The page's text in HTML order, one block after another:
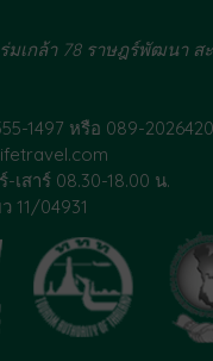
มเกล้า 78 ราษฎร์พัฒนา ส
1497 หรือ 089-2026420
เสาร์ 08.30-18.00 น.
11/04931